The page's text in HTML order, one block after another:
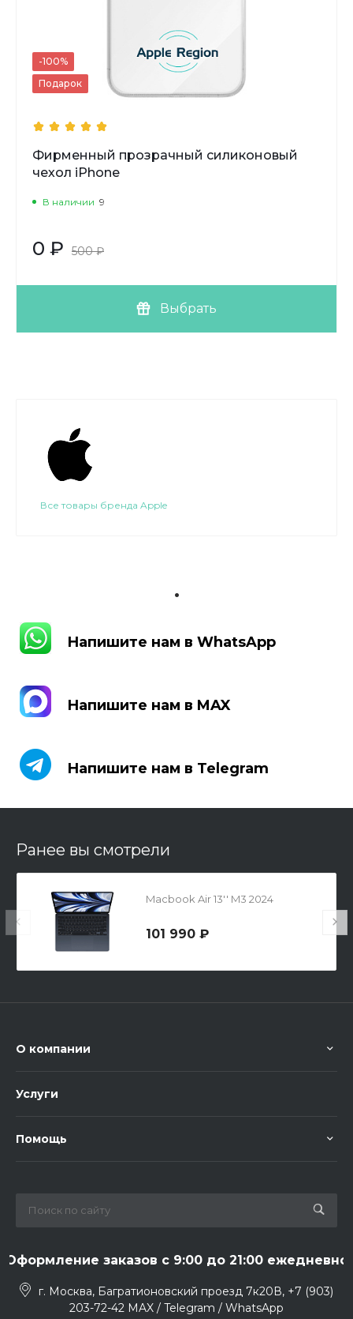
-100%
Подарок
Фирменный прозрачный силиконовый
чехол iPhone
В наличии 9
0 ₽ 500 ₽
Выбрать
Все товары бренда Apple
.
Напишите нам в WhatsApp
Напишите нам в MAX
Напишите нам в Telegram
Ранее вы смотрели
Macbook Air 13'' M3 2024
101 990 ₽
О компании
Услуги
Помощь
Оформление заказов с 9:00 до 21:00 ежедневно
г. Москва, Багратионовский проезд 7к20В, +7 (903)
203-72-42 MAX / Telegram / WhatsApp